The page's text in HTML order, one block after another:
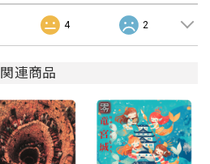
4 2
関連商品